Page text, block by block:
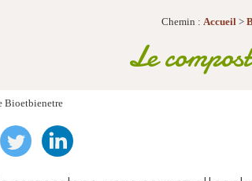
Chemin : Accueil >
Le
Bioetbienetre